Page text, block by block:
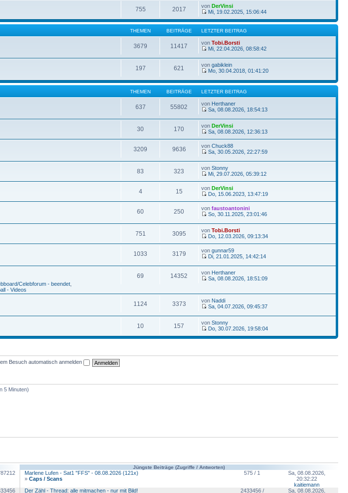
755 2017 von DerVinsi
Mi, 19.02.2025, 15:06:44
THEMEN BEITRÄGE LETZTER BEITRAG
3679 11417 von Tobi.Borsti
Mi, 22.04.2026, 08:58:42
197 621 von gabiklein
Mo, 30.04.2018, 01:41:20
THEMEN BEITRÄGE LETZTER BEITRAG
637 55802 von Herthaner
Sa, 08.08.2026, 18:54:13
30 170 von DerVinsi
Sa, 08.08.2026, 12:36:13
3209 9636 von Chuck88
Sa, 30.05.2026, 22:27:59
83 323 von Stonny
Mi, 29.07.2026, 05:39:12
4 15 von DerVinsi
Do, 15.06.2023, 13:47:19
60 250 von faustoantonini
So, 30.11.2025, 23:01:46
751 3095 von Tobi.Borsti
Do, 12.03.2026, 09:13:34
1033 3179 von gunnar59
Di, 21.01.2025, 14:42:14
Celebforum - beendet
- Videos
69 14352 von Herthaner
Sa, 08.08.2026, 18:51:09
1124 3373 von Naddi
Sa, 04.07.2026, 09:45:37
10 157 von Stonny
Do, 30.07.2026, 19:58:04
Besuch automatisch anmelden
5 Minuten)
Jüngste Beiträge (Zugriffe / Antworten)
Marlene Lufen - Sat1 "FFS" - 08.08.2026 (121x)
» Caps / Scans
575 / 1
Sa, 08.08.2026,
20:32:22
kaitiemann
Der Zähl - Thread: alle mitmachen - nur mit Bild! 2433456 / Sa, 08.08.2026,